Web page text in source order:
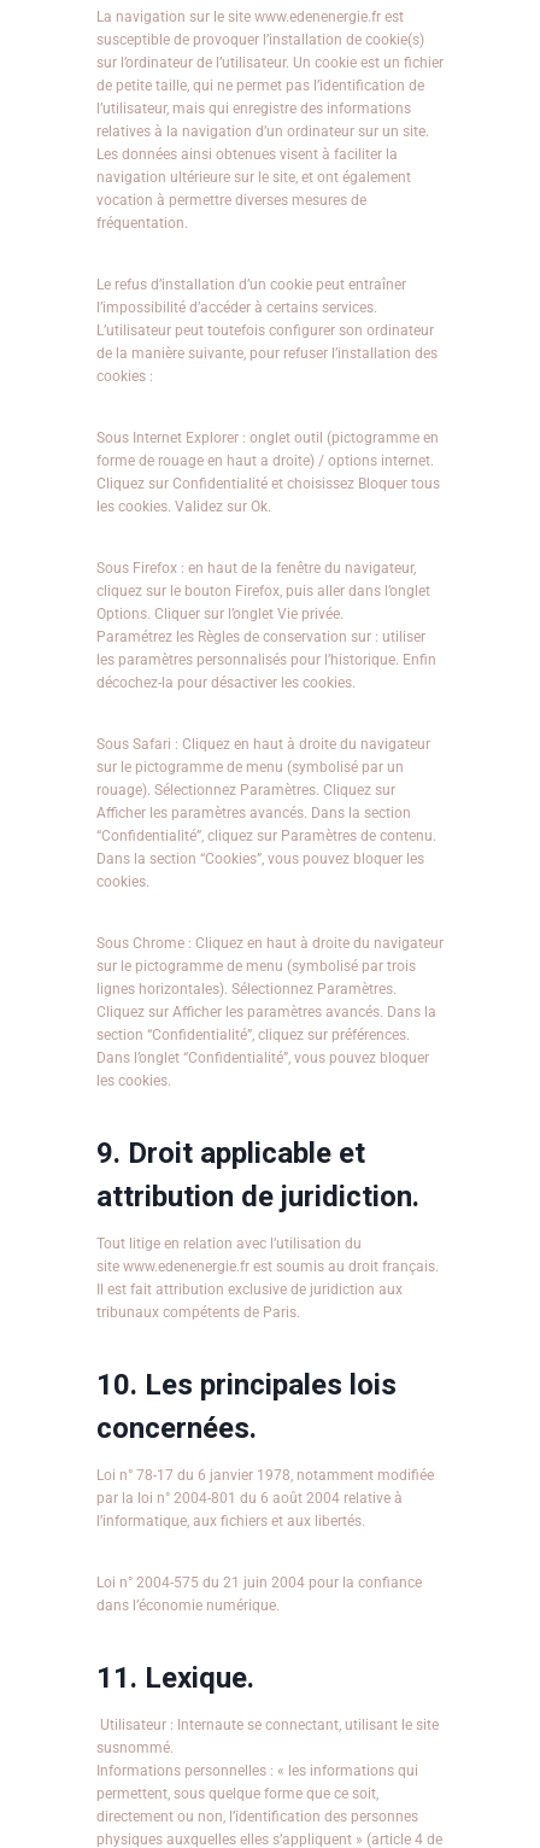
La navigation sur le site www.edenenergie.fr est
susceptible de provoquer l’installation de cookie(s)
sur l’ordinateur de l’utilisateur. Un cookie est un fichier
de petite taille, qui ne permet pas l’identification de
l’utilisateur, mais qui enregistre des informations
relatives à la navigation d’un ordinateur sur un site.
Les données ainsi obtenues visent à faciliter la
navigation ultérieure sur le site, et ont également
vocation à permettre diverses mesures de
fréquentation.
Le refus d’installation d’un cookie peut entraîner
l’impossibilité d’accéder à certains services.
L’utilisateur peut toutefois configurer son ordinateur
de la manière suivante, pour refuser l’installation des
cookies :
Sous Internet Explorer : onglet outil (pictogramme en
forme de rouage en haut a droite) / options internet.
Cliquez sur Confidentialité et choisissez Bloquer tous
les cookies. Validez sur Ok.
Sous Firefox : en haut de la fenêtre du navigateur,
cliquez sur le bouton Firefox, puis aller dans l’onglet
Options. Cliquer sur l’onglet Vie privée.
Paramétrez les Règles de conservation sur : utiliser
les paramètres personnalisés pour l’historique. Enfin
décochez-la pour désactiver les cookies.
Sous Safari : Cliquez en haut à droite du navigateur
sur le pictogramme de menu (symbolisé par un
rouage). Sélectionnez Paramètres. Cliquez sur
Afficher les paramètres avancés. Dans la section
“Confidentialité”, cliquez sur Paramètres de contenu.
Dans la section “Cookies”, vous pouvez bloquer les
cookies.
Sous Chrome : Cliquez en haut à droite du navigateur
sur le pictogramme de menu (symbolisé par trois
lignes horizontales). Sélectionnez Paramètres.
Cliquez sur Afficher les paramètres avancés. Dans la
section “Confidentialité”, cliquez sur préférences.
Dans l’onglet “Confidentialité”, vous pouvez bloquer
les cookies.
9. Droit applicable et
attribution de juridiction.
Tout litige en relation avec l’utilisation du
site www.edenenergie.fr est soumis au droit français.
Il est fait attribution exclusive de juridiction aux
tribunaux compétents de Paris.
10. Les principales lois
concernées.
Loi n° 78-17 du 6 janvier 1978, notamment modifiée
par la loi n° 2004-801 du 6 août 2004 relative à
l’informatique, aux fichiers et aux libertés.
Loi n° 2004-575 du 21 juin 2004 pour la confiance
dans l’économie numérique.
11. Lexique.
Utilisateur : Internaute se connectant, utilisant le site
susnommé.
Informations personnelles : « les informations qui
permettent, sous quelque forme que ce soit,
directement ou non, l’identification des personnes
physiques auxquelles elles s’appliquent » (article 4 de